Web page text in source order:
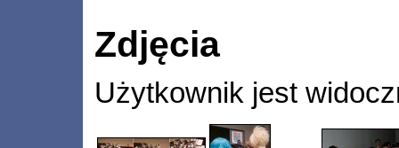
Zdjęcia
Użytkownik jest